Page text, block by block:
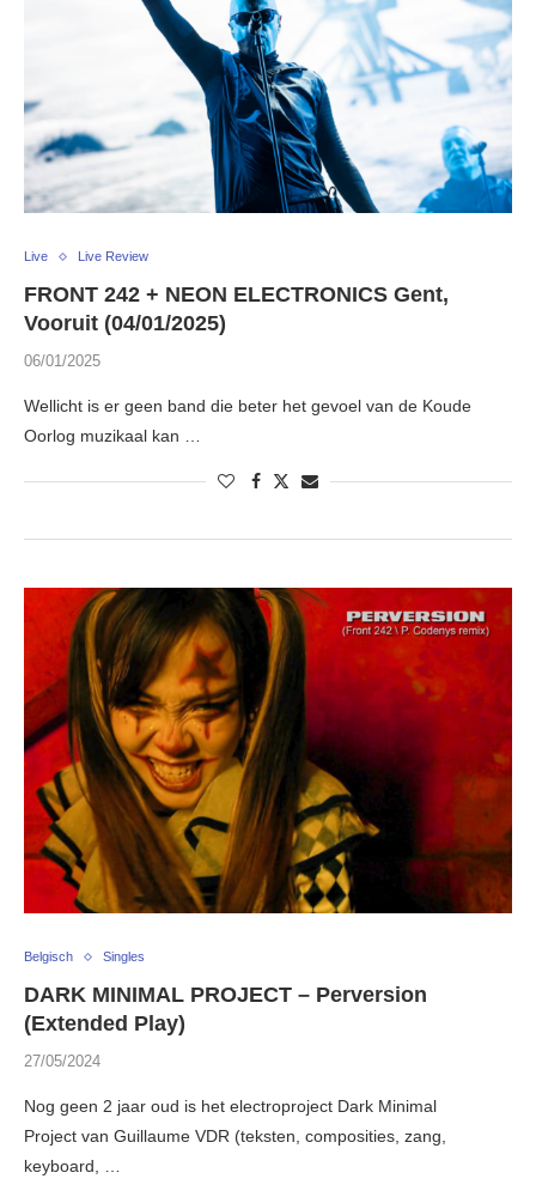
Live Live Review
FRONT 242 + NEON ELECTRONICS Gent,
Vooruit (04/01/2025)
06/01/2025
Wellicht is er geen band die beter het gevoel van de Koude
Oorlog muzikaal kan …
Belgisch Singles
DARK MINIMAL PROJECT – Perversion
(Extended Play)
27/05/2024
Nog geen 2 jaar oud is het electroproject Dark Minimal
Project van Guillaume VDR (teksten, composities, zang,
keyboard, …